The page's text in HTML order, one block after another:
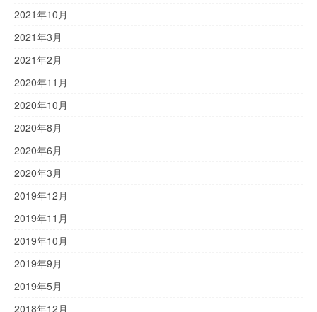
2021年10月
2021年3月
2021年2月
2020年11月
2020年10月
2020年8月
2020年6月
2020年3月
2019年12月
2019年11月
2019年10月
2019年9月
2019年5月
2018年12月